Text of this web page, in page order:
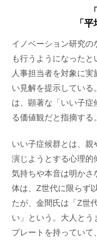
「
イノベーション研究
も行うようになった
人事担当者を対象に
い見解を提示してい
は、顕著な「いい子
る価値観だと指摘する。
いい子症候群とは、親
演じようとする心理的
気持ちや本音は明かさ
体は、Z世代に限らず
たが、金間氏は「Z世
い」という。大人とう
プレートを持っていて